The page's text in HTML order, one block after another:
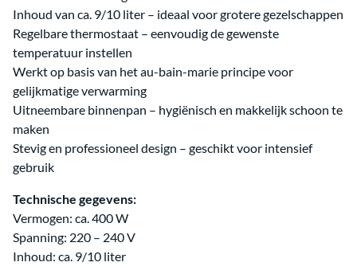
Inhoud van ca. 9/10 liter – ideaal voor grotere gezelschappen
Regelbare thermostaat – eenvoudig de gewenste
temperatuur instellen
Werkt op basis van het au-bain-marie principe voor
gelijkmatige verwarming
Uitneembare binnenpan – hygiënisch en makkelijk schoon te
maken
Stevig en professioneel design – geschikt voor intensief
gebruik
Technische gegevens:
Vermogen: ca. 400 W
Spanning: 220 – 240 V
Inhoud: ca. 9/10 liter